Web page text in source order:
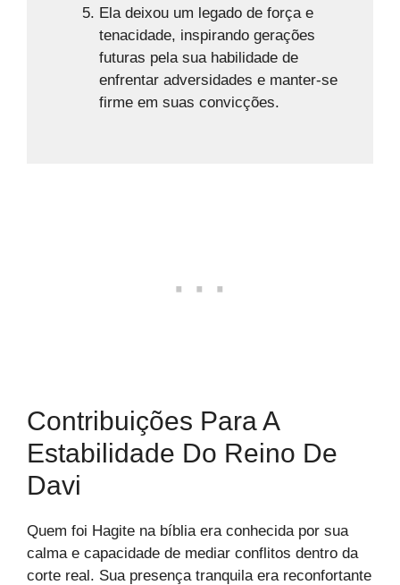
Ela deixou um legado de força e
tenacidade, inspirando gerações
futuras pela sua habilidade de
enfrentar adversidades e manter-se
firme em suas convicções.
Contribuições Para A
Estabilidade Do Reino De
Davi
Quem foi Hagite na bíblia era conhecida por sua
calma e capacidade de mediar conflitos dentro da
corte real. Sua presença tranquila era reconfortante